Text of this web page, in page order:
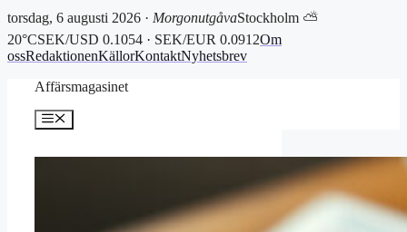
torsdag, 6 augusti 2026 · MorgonutgåvaStockholm ⛅
20°CSEK/USD 0.1054 · SEK/EUR 0.0912Om
ossRedaktionenKällorKontaktNyhetsbrev
Affärsmagasinet
Meny